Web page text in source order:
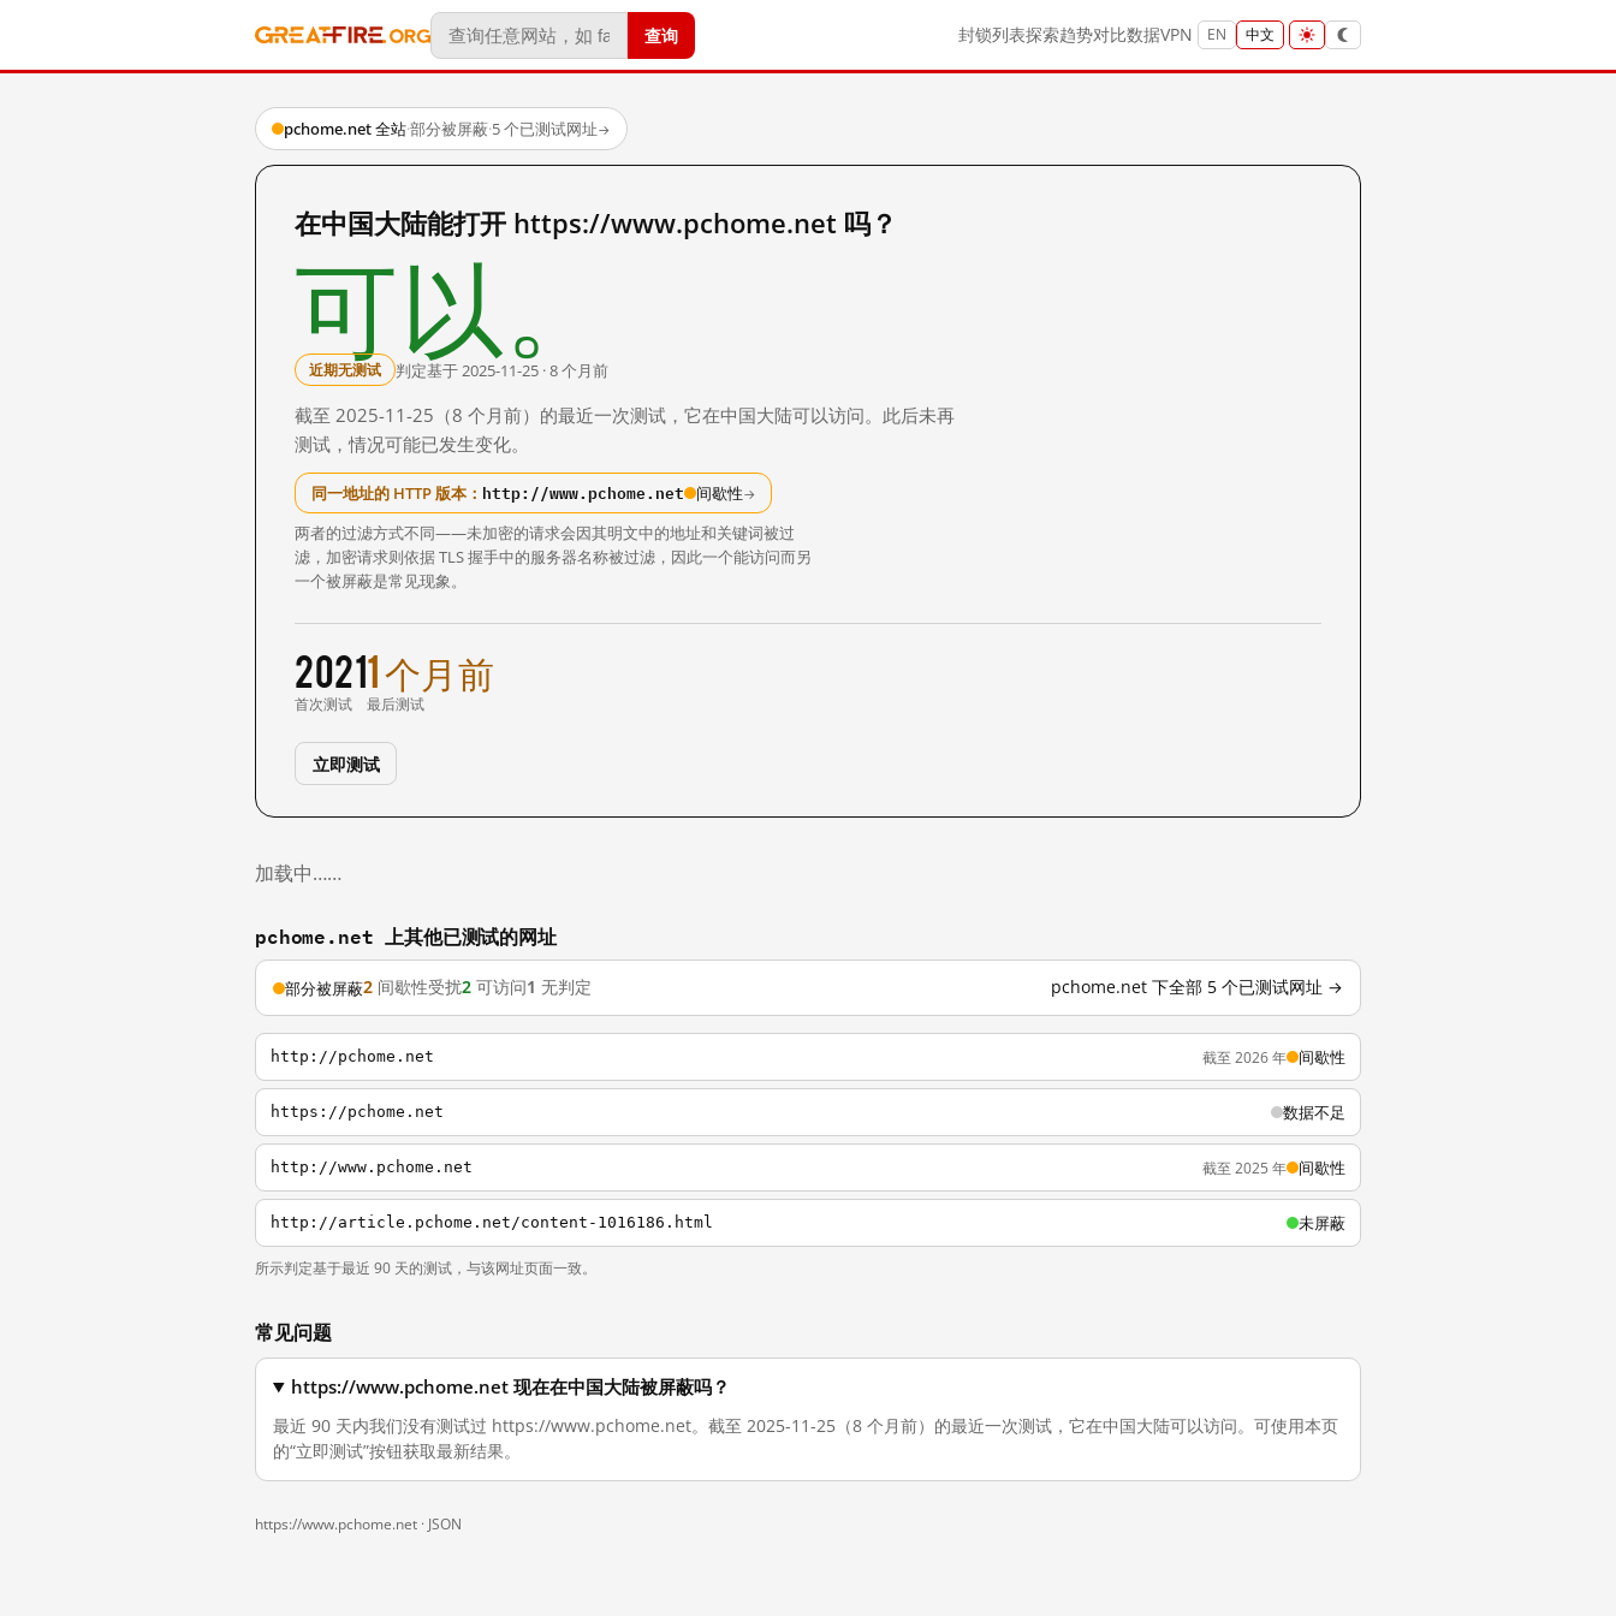
查询 封锁列表探索趋势对比数据VPN EN 中文
pchome.net 全站·部分被屏蔽·5 个已测试网址→
在中国大陆能打开 https://www.pchome.net 吗？
可以。
近期无测试 判定基于 2025-11-25 · 8 个月前
截至 2025-11-25（8 个月前）的最近一次测试，它在中国大陆可以访问。此后未再
测试，情况可能已发生变化。
同一地址的 HTTP 版本： http://www.pchome.net 间歇性→
两者的过滤方式不同——未加密的请求会因其明文中的地址和关键词被过
滤，加密请求则依据 TLS 握手中的服务器名称被过滤，因此一个能访问而另
一个被屏蔽是常见现象。
2021
首次测试
1 个月前
最后测试
立即测试
加载中……
pchome.net 上其他已测试的网址
部分被屏蔽2 间歇性受扰2 可访问1 无判定 pchome.net 下全部 5 个已测试网址 →
http://pchome.net 截至 2026 年 间歇性
https://pchome.net 数据不足
http://www.pchome.net 截至 2025 年 间歇性
http://article.pchome.net/content-1016186.html 未屏蔽
所示判定基于最近 90 天的测试，与该网址页面一致。
常见问题
https://www.pchome.net 现在在中国大陆被屏蔽吗？
最近 90 天内我们没有测试过 https://www.pchome.net。截至 2025-11-25（8 个月前）的最近一次测试，它在中国大陆可以访问。可使用本页
的“立即测试”按钮获取最新结果。
https://www.pchome.net · JSON